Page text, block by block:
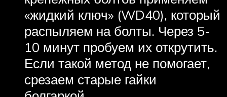
«жидкий ключ» (WD40), который
распыляем на болты. Через 5-
10 минут пробуем их открутить.
Если такой метод не помогает,
срезаем старые гайки